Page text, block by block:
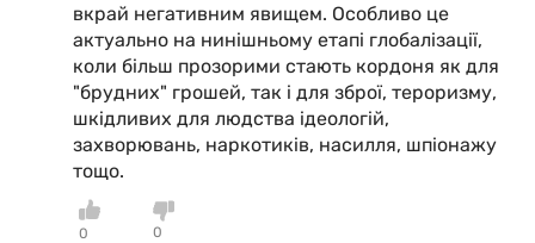
вкрай негативним явищем. Особливо це
актуально на нинішньому етапі глобалізації,
коли більш прозорими стають кордоня як для
"брудних" грошей, так і для зброї, тероризму,
шкідливих для людства ідеологій,
захворювань, наркотиків, насилля, шпіонажу
тощо.
0
0